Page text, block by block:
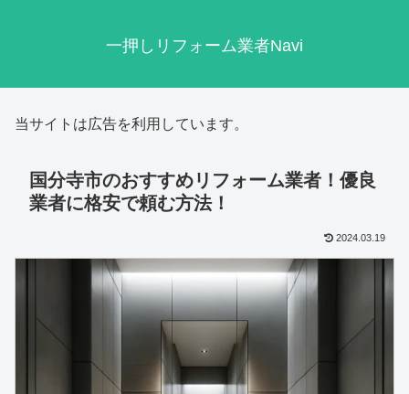
一押しリフォーム業者Navi
当サイトは広告を利用しています。
国分寺市のおすすめリフォーム業者！優良
業者に格安で頼む方法！
2024.03.19